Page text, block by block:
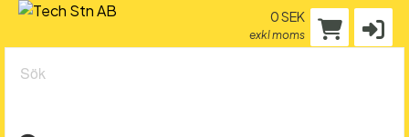
0 SEK
exkl moms
Sök